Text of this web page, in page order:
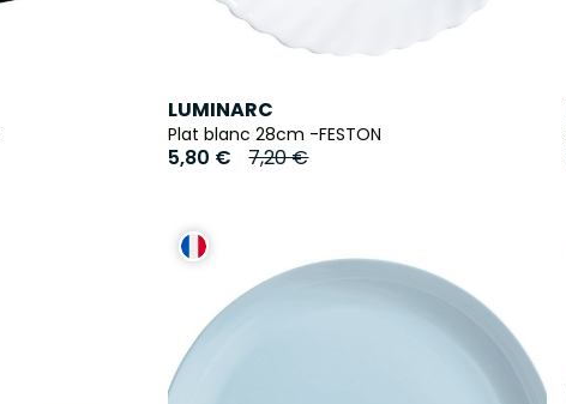
LUMINARC
Plat blanc 28cm -FESTON
5,80 € 7,20 €